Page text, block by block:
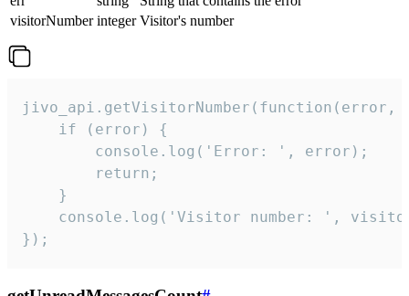
visitorNumber integer Visitor's number
jivo_api.getVisitorNumber(function(error,
    if (error) {
        console.log('Error: ', error);
        return;
    }
console.log('Visitor number: ',
});